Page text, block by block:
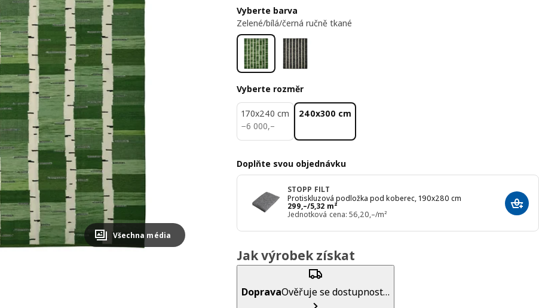
Všechna média
Vyberte barva
Zelené/bílá/černá ručně tkané
Vyberte rozměr
170x240 cm
−6 000,–
6000,–
240x300 cm
Doplňte svou objednávku
STOPP FILT
Protiskluzová podložka pod koberec, 190x280 cm
299,–/5,32 m²
Cena 299,–/5,32 m²
Jednotková cena: 56,20,–/m²
Jak výrobek získat
DopravaOvěřuje se dostupnost…